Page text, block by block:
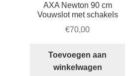
AXA Newton 90 cm
Vouwslot met schakels
€70,00
Toevoegen aan
winkelwagen